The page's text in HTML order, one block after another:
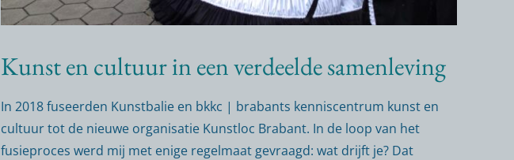
Kunst en cultuur in een verdeelde samenleving
In 2018 fuseerden Kunstbalie en bkkc | brabants kenniscentrum kunst en
cultuur tot de nieuwe organisatie Kunstloc Brabant. In de loop van het
fusieproces werd mij met enige regelmaat gevraagd: wat drijft je? Dat